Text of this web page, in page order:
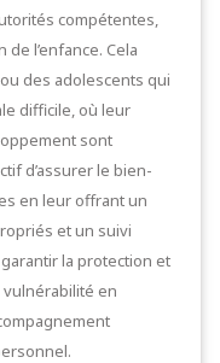
compétentes,
l’enfance. Cela
des adolescents qui
difficile, où leur
sont
d’assurer le bien-
en leur offrant un
et un suivi
la protection et
en